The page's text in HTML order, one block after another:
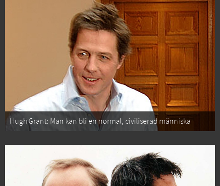
Hugh Grant: Man kan bli en normal, civiliserad människa